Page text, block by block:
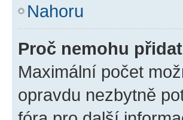
Nahoru
Proč nemohu
Maximální počet
opravdu nezbytně